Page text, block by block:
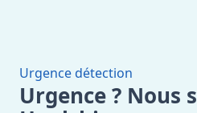
Urgence détection
Urgence ? Nous